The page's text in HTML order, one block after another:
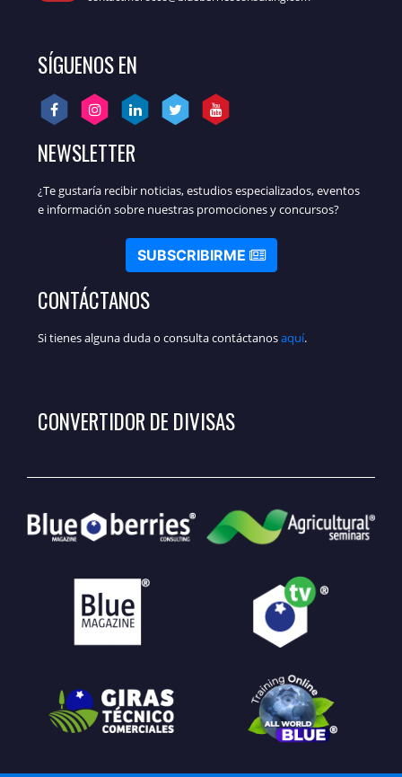
SÍGUENOS EN
NEWSLETTER
¿Te gustaría recibir noticias, estudios especializados, eventos
e información sobre nuestras promociones y concursos?
SUBSCRIBIRME
CONTÁCTANOS
Si tienes alguna duda o consulta contáctanosaquí.
CONVERTIDOR DE DIVISAS